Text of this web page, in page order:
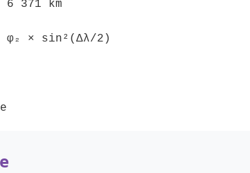
371 km
φ₂ × sin²(Δλ/2)